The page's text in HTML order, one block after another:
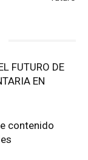
FUTURO DE
EN
contenido